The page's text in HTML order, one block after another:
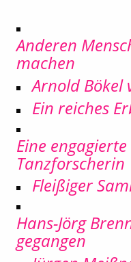
Anderen
machen
Arnold Bökel
Ein reiches
Eine
Tanzforscherin
Fleißiger
Hans-Jörg
gegangen